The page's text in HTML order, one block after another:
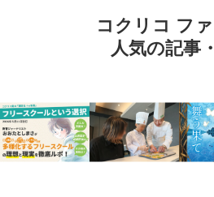
コクリコ フ
人気の記事